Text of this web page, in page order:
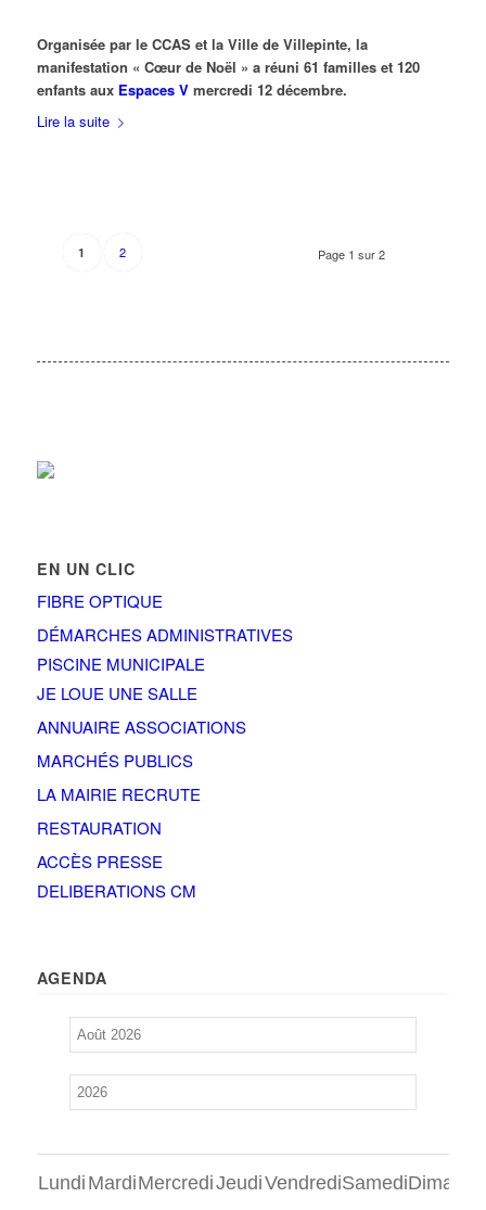
Organisée par le CCAS et la Ville de Villepinte, la
manifestation « Cœur de Noël » a réuni 61 familles et 120
enfants aux Espaces Vmercredi 12 décembre.
Lire la suite
Page 1 sur 2
1 2
EN UN CLIC
FIBRE OPTIQUE
DÉMARCHES ADMINISTRATIVES
PISCINE MUNICIPALE
JE LOUE UNE SALLE
ANNUAIRE ASSOCIATIONS
MARCHÉS PUBLICS
LA MAIRIE RECRUTE
RESTAURATION
ACCÈS PRESSE
DELIBERATIONS CM
AGENDA
Lundi MardiMercrediJeudiVendrediSamedi